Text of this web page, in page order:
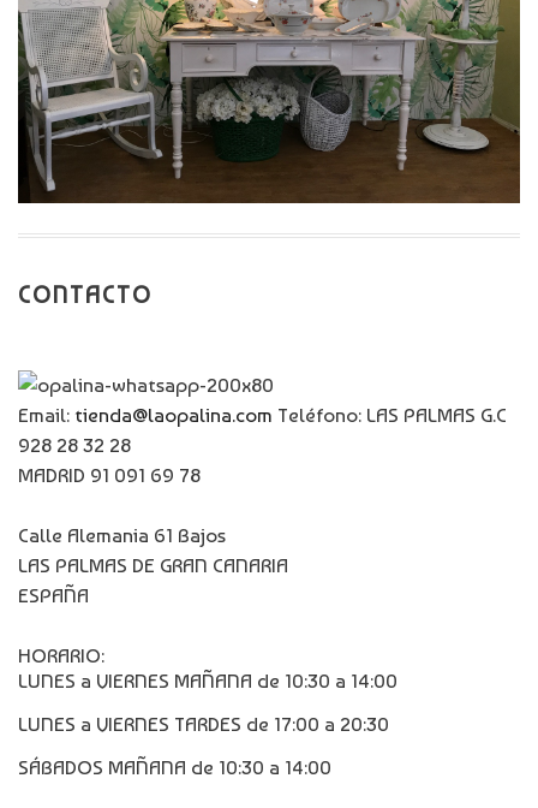
CONTACTO
Email: tienda@laopalina.com Teléfono: LAS PALMAS G.C
928 28 32 28
MADRID 91 091 69 78
Calle Alemania 61 Bajos
LAS PALMAS DE GRAN CANARIA
ESPAÑA
HORARIO:
LUNES a VIERNES MAÑANA de 10:30 a 14:00
LUNES a VIERNES TARDES de 17:00 a 20:30
SÁBADOS MAÑANA de 10:30 a 14:00